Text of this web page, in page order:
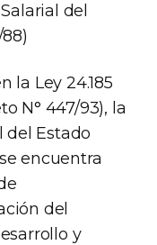
del
la Ley 24.185
N° 447/93), la
Estado
encuentra
del
y